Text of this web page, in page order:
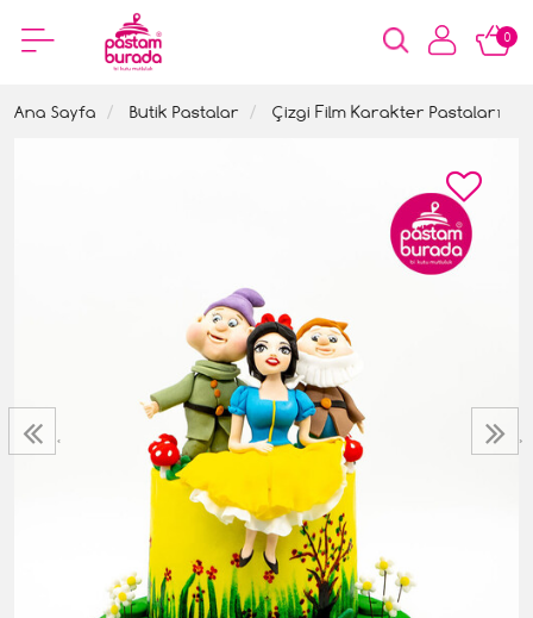
0
Ana Sayfa Butik Pastalar Çizgi Film Karakter Pastaları
‹ ›